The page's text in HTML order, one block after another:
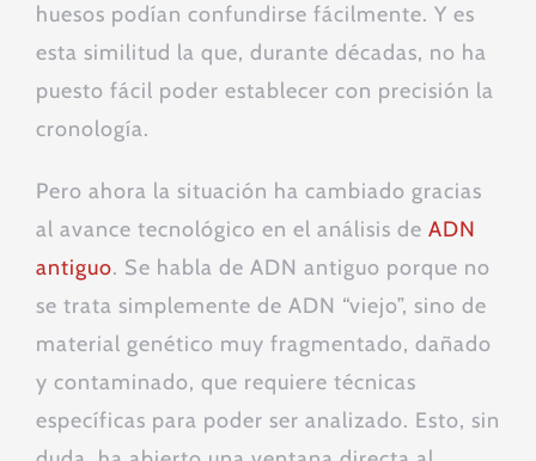
huesos podían confundirse fácilmente. Y es
esta similitud la que, durante décadas, no ha
puesto fácil poder establecer con precisión la
cronología.
Pero ahora la situación ha cambiado gracias
al avance tecnológico en el análisis de ADN
antiguo. Se habla de ADN antiguo porque no
se trata simplemente de ADN “viejo”, sino de
material genético muy fragmentado, dañado
y contaminado, que requiere técnicas
específicas para poder ser analizado. Esto, sin